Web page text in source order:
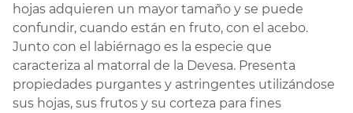
hojas adquieren un mayor tamaño y se puede
confundir, cuando están en fruto, con el acebo.
Junto con el labiérnago es la especie que
caracteriza al matorral de la Devesa. Presenta
propiedades purgantes y astringentes utilizándose
sus hojas, sus frutos y su corteza para fines